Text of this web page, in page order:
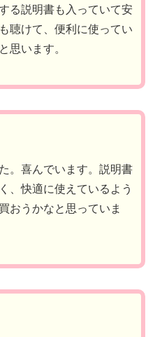
る説明書も入っていて安
聴けて、便利に使ってい
思います。
。喜んでいます。説明書
、快適に使えているよう
おうかなと思っていま